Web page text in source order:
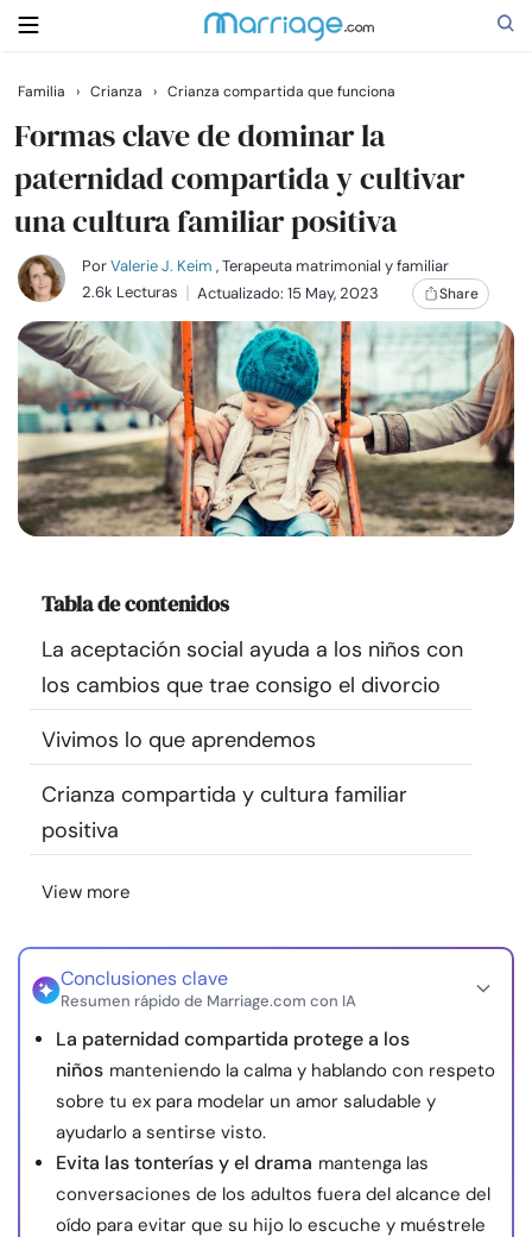
Buscar
Casarse
Relaciones
Familia
Ayuda
Cursos
Encuentra un terapeuta
Idioma ES
Sobre nosotros Contáctanos Escríbenos
Publicidad con
nosotros
Familia › Crianza › Crianza compartida que funciona
Formas clave de dominar la
paternidad compartida y cultivar
una cultura familiar positiva
PorValerie J. Keim , Terapeuta matrimonial y familiar
2.6k Lecturas
Actualizado: 15 May, 2023 Share
Tabla de contenidos
La aceptación social ayuda a los niños con
los cambios que trae consigo el divorcio
Vivimos lo que aprendemos
Crianza compartida y cultura familiar
positiva
View more
Conclusiones clave
Resumen rápido de Marriage.com con IA
La paternidad compartida protege a los
niños manteniendo la calma y hablando con respeto
sobre tu ex para modelar un amor saludable y
ayudarlo a sentirse visto.
Evita las tonterías y el drama mantenga las
conversaciones de los adultos fuera del alcance del
oído para evitar que su hijo lo escuche y muéstrele